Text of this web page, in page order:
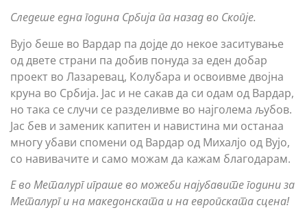
Следеше една година Србија па назад во Скопје.
Вујо беше во Вардар па дојде до некое заситување
од двете страни па добив понуда за еден добар
проект во Лазаревац, Колубара и освоивме двојна
круна во Србија. Јас и не сакав да си одам од Вардар,
но така се случи се разделивме во најголема љубов.
Јас бев и заменик капитен и навистина ми останаа
многу убави спомени од Вардар од Михалјо од Вујо,
со навивачите и само можам да кажам благодарам.
Е во Металург играше во можеби најубавите години за
Металург и на македонската и на европската сцена!